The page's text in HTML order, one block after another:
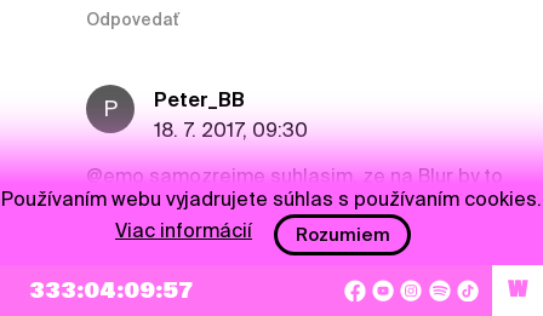
Odpovedať
P
Peter_BB
18. 7. 2017, 09:30
@emosamozrejme suhlasim, ze na Blur by to
bola masovka - od teenagerov az po nas
starcov :)) by sme sa vsetci potlacili. Ale zas
nevyvolali by taky efekt ako co ja viem Foo
fighters, ze by vela novych ludi prislo na fest
len kvoli jednej kapele, a zvysok casu by len
333:04:09:56 W
Používaním webu vyjadrujete súhlas s používaním cookies.
Viac informácií
Rozumiem